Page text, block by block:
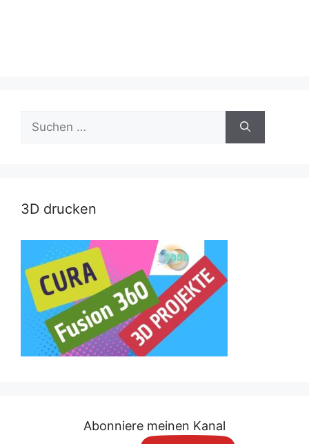
nach:
3D drucken
Abonniere meinen Kanal